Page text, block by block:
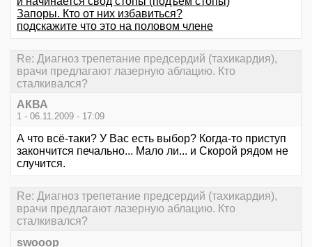
Запоры. Кто от них избавиться?
подскажите что это на половом члене
Re: Диагноз трепетание предсердий (тахикардия),
врачи предлагают лазерную аблацию. Кто
сталкивался?
АКВА
1 - 06.11.2009 - 17:09
А что всё-таки? У Вас есть выбор? Когда-то приступ
закончится печально... Мало ли... и Скорой рядом не
случится.
Re: Диагноз трепетание предсердий (тахикардия),
врачи предлагают лазерную аблацию. Кто
сталкивался?
swooop